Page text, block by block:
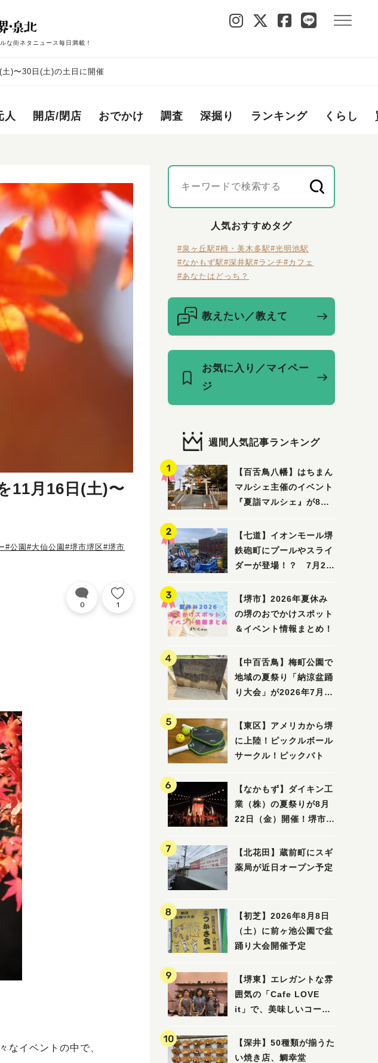
な街ネタニュース毎日満載！
)〜30日(土)の土日に開催
人 開店/閉店 おでかけ 調査 深掘り ランキング くらし
11月16日(土)〜
#公園 #大仙公園 #堺市堺区#堺市
0 1
なイベントの中で、
人気おすすめタグ
#泉ヶ丘駅#栂・美木多駅#光明池駅
#なかもず駅#深井駅#ランチ#カフェ
#あなたはどっち？
教えたい／教えて
お気に入り／マイペー
ジ
週間人気記事ランキング
【百舌鳥八幡】はちまん
マルシェ主催のイベント
『夏詣マルシェ』が8月2
【七道】イオンモール堺
鉄砲町にプールやスライ
ダーが登場！？ 7月25
「赤レンガ広場 Kid's
Water PARK 2026」が
開催
【堺市】2026年夏休み
の堺のおでかけスポット
＆イベント情報まとめ！
【中百舌鳥】梅町公園で
地域の夏祭り「納涼盆踊
り大会」が2026年7月26
【東区】アメリカから堺
に上陸！ピックルボール
サークル！ピックバト
【なかもず】ダイキン工
業（株）の夏祭りが8月
22日（金）開催！堺市北
納涼祭
【北花田】蔵前町にスギ
薬局が近日オープン予定
【初芝】2026年8月8日
（土）に前ヶ池公園で盆
踊り大会開催予定
【堺東】エレガントな雰
囲気の「Cafe LOVE
it」で、美味しいコーヒ
【深井】50種類が揃うた
い焼き店、鯛幸堂